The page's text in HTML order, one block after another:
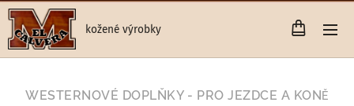
kožené výrobky
WESTERNOVÉ DOPLŇKY - PRO JEZDCE A KONĚ